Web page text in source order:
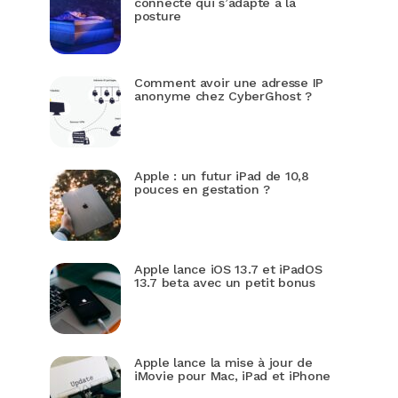
posture
Comment avoir une adresse IP
anonyme chez CyberGhost ?
Apple : un futur iPad de 10,8
pouces en gestation ?
Apple lance iOS 13.7 et iPadOS
13.7 beta avec un petit bonus
Apple lance la mise à jour de
iMovie pour Mac, iPad et iPhone